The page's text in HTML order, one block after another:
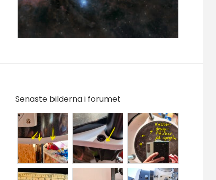
Senaste bilderna i forumet